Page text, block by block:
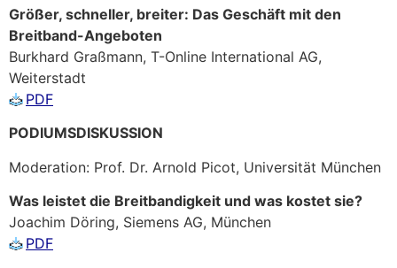
Größer, schneller, breiter: Das Geschäft mit den
Breitband-Angeboten
Burkhard Graßmann, T-Online International AG,
Weiterstadt
PDF
PODIUMSDISKUSSION
Moderation: Prof. Dr. Arnold Picot, Universität München
Was leistet die Breitbandigkeit und was kostet sie?
Joachim Döring, Siemens AG, München
PDF